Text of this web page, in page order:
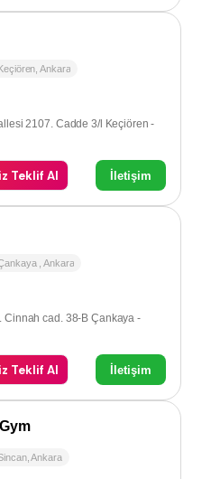
,Ankara
2107. Cadde 3/l Keçiören -
Teklif Al İletişim
,Ankara
Cinnah cad. 38-B Çankaya -
Teklif Al İletişim
,Ankara